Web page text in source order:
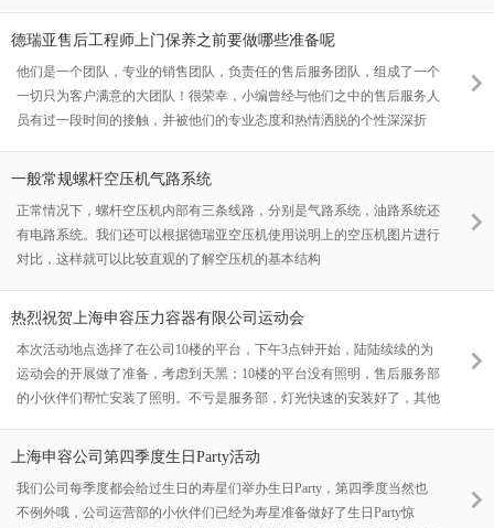
空气的主要成份。常温下为气体，但是当温度下降到-180度的时候，氮气
德瑞亚售后工程师上门保养之前要做哪些准备呢
他们是一个团队，专业的销售团队，负责任的售后服务团队，组成了一个
一切只为客户满意的大团队！很荣幸，小编曾经与他们之中的售后服务人
员有过一段时间的接触，并被他们的专业态度和热情洒脱的个性深深折
一般常规螺杆空压机气路系统
正常情况下，螺杆空压机内部有三条线路，分别是气路系统，油路系统还
有电路系统。我们还可以根据德瑞亚空压机使用说明上的空压机图片进行
对比，这样就可以比较直观的了解空压机的基本结构
热烈祝贺上海申容压力容器有限公司运动会
本次活动地点选择了在公司10楼的平台，下午3点钟开始，陆陆续续的为
运动会的开展做了准备，考虑到天黑；10楼的平台没有照明，售后服务部
的小伙伴们帮忙安装了照明。不亏是服务部，灯光快速的安装好了，其他
家都在利用中午休息的时间区练习。生怕自己影响了团队，团队荣誉感是
上海申容公司第四季度生日Party活动
我们公司每季度都会给过生日的寿星们举办生日Party，第四季度当然也
不例外哦，公司运营部的小伙伴们已经为寿星准备做好了生日Party惊